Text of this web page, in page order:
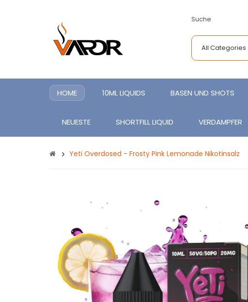
Suche
All Categories
HOME 10ML LIQUIDS BASEN UND SHOTS
NEUESTE SHORTFILL LIQUID VERDAMPFER
Yeti Overdosed - Frosty Pink Lemonade Nikotinsalz